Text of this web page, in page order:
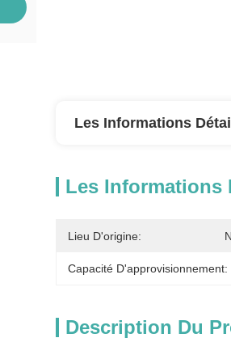
Les Informations
Les Informations
Lieu D'origine:
Capacité D'approvisionnement:
Description Du